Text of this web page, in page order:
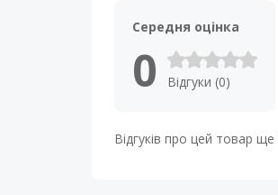
Середня оцінка
0 Відгуки (0)
Відгуків про цей товар